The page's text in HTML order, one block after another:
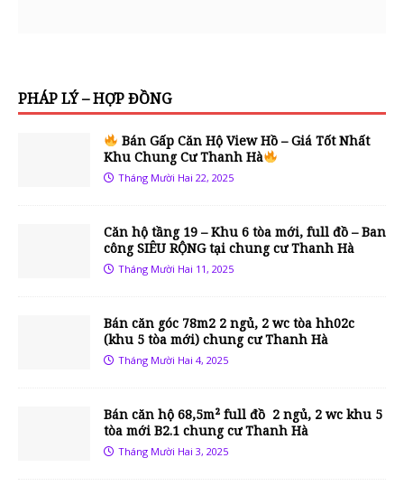
PHÁP LÝ – HỢP ĐỒNG
Bán Gấp Căn Hộ View Hồ – Giá Tốt Nhất
Khu Chung Cư Thanh Hà
Tháng Mười Hai 22, 2025
Căn hộ tầng 19 – Khu 6 tòa mới, full đồ – Ban
công SIÊU RỘNG tại chung cư Thanh Hà
Tháng Mười Hai 11, 2025
Bán căn góc 78m2 2 ngủ, 2 wc tòa hh02c
(khu 5 tòa mới) chung cư Thanh Hà
Tháng Mười Hai 4, 2025
Bán căn hộ 68,5m² full đồ 2 ngủ, 2 wc khu 5
tòa mới B2.1 chung cư Thanh Hà
Tháng Mười Hai 3, 2025